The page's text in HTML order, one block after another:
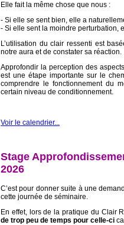
Elle fait la même chose que nous :
- Si elle se sent bien, elle a
- Si elle sent la moindre perturbation,
L’utilisation du clair ressenti est
notre aura et de constater sa réaction.
Approfondir la perception des
est une étape importante sur le
comprendre le fonctionnement du
certain niveau de conditionnement.
Voir le calendrier...
Stage
2026
C’est pour donner suite à une
cette journée de séminaire.
En effet, lors de la pratique du Clair
de trop peu de temps pour celle-ci